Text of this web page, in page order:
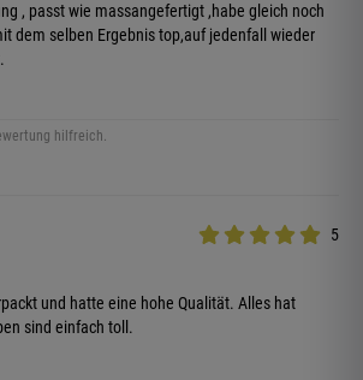
, passt wie massangefertigt ,habe gleich noch
dem selben Ergebnis top,auf jedenfall wieder
hilfreich.
5
und hatte eine hohe Qualität. Alles hat
sind einfach toll.